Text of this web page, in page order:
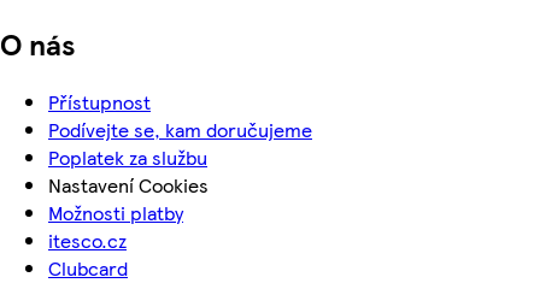
O nás
Přístupnost
Podívejte se, kam doručujeme
Poplatek za službu
Nastavení Cookies
Možnosti platby
itesco.cz
Clubcard